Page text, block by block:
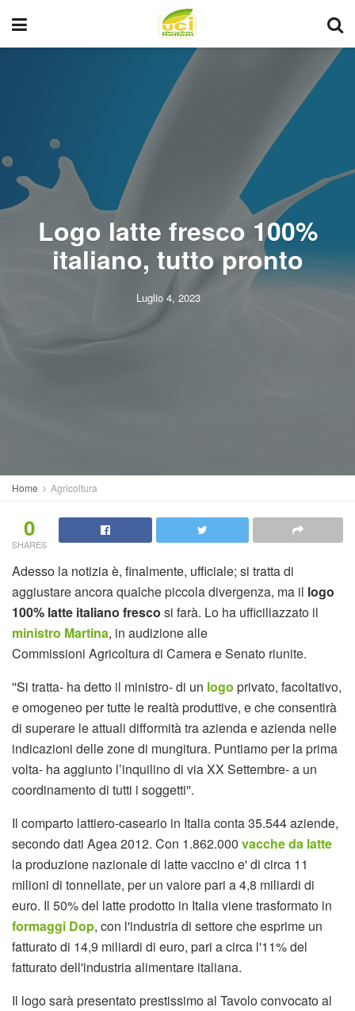
Logo latte fresco 100%
italiano, tutto pronto
Luglio 4, 2023
Home Agricoltura
0
SHARES
Adesso la notizia è, finalmente, ufficiale; si tratta di
aggiustare ancora qualche piccola divergenza, ma il logo
100% latte italiano fresco si farà. Lo ha ufficiliazzato il
ministro Martina, in audizione alle
Commissioni Agricoltura di Camera e Senato riunite.
''Si tratta- ha detto il ministro- di un logo privato, facoltativo,
e omogeneo per tutte le realtà produttive, e che consentirà
di superare le attuali difformità tra azienda e azienda nelle
indicazioni delle zone di mungitura. Puntiamo per la prima
volta- ha aggiunto l’inquilino di via XX Settembre- a un
coordinamento di tutti i soggetti''.
Il comparto lattiero-caseario in Italia conta 35.544 aziende,
secondo dati Agea 2012. Con 1.862.000 vacche da latte
la produzione nazionale di latte vaccino e' di circa 11
milioni di tonnellate, per un valore pari a 4,8 miliardi di
euro. Il 50% del latte prodotto in Italia viene trasformato in
formaggi Dop, con l'industria di settore che esprime un
fatturato di 14,9 miliardi di euro, pari a circa l'11% del
fatturato dell'industria alimentare italiana.
Il logo sarà presentato prestissimo al Tavolo convocato al